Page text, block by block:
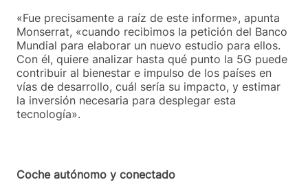
«Fue precisamente a raíz de este informe», apunta
Monserrat, «cuando recibimos la petición del Banco
Mundial para elaborar un nuevo estudio para ellos.
Con él, quiere analizar hasta qué punto la 5G puede
contribuir al bienestar e impulso de los países en
vías de desarrollo, cuál sería su impacto, y estimar
la inversión necesaria para desplegar esta
tecnología».
Coche autónomo y conectado